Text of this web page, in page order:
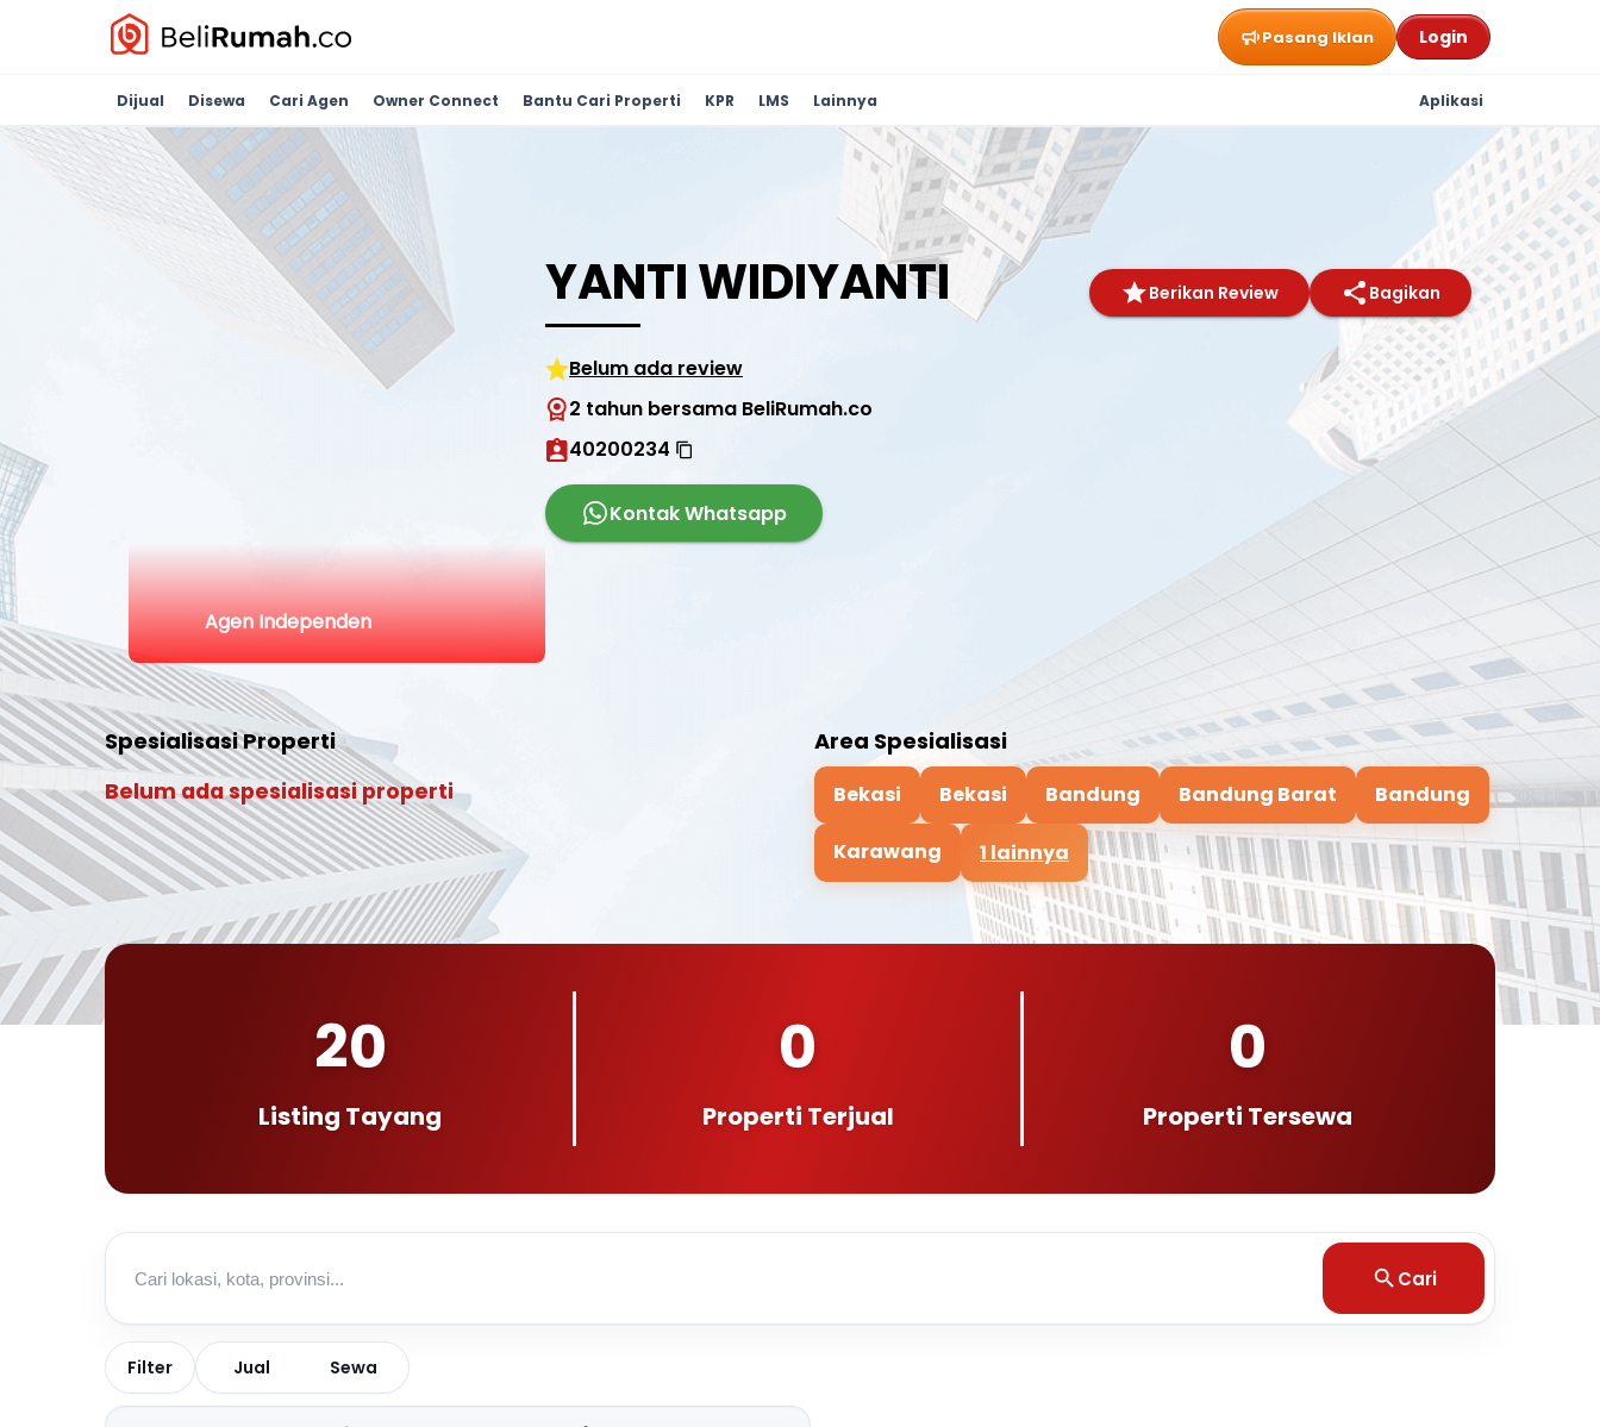
Pasang Iklan Login
Dijual Disewa Cari Agen Owner Connect Bantu Cari Properti KPR LMS Lainnya Aplikasi
Agen Independen
YANTI WIDIYANTI Berikan Review Bagikan
Belum ada review
2 tahun bersama BeliRumah.co
40200234
Kontak Whatsapp
Spesialisasi Properti
Belum ada spesialisasi properti
Area Spesialisasi
Bekasi Bekasi Bandung Bandung Barat Bandung
Karawang 1 lainnya
20
Listing Tayang
0
Properti Terjual
0
Properti Tersewa
Cari
Filter Jual Sewa